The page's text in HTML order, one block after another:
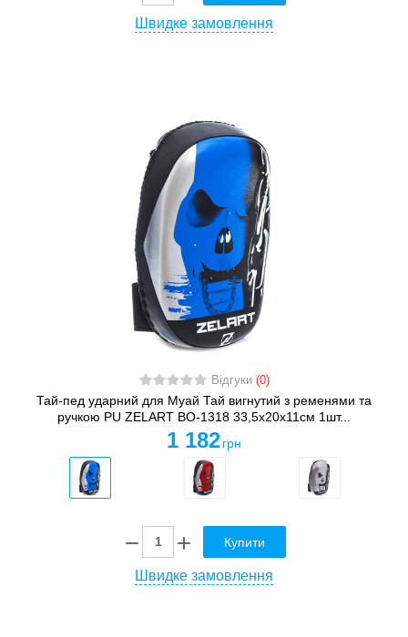
Швидке замовлення
Відгуки (0)
Тай-пед ударний для Муай Тай вигнутий з ременями та
ручкою PU ZELART BO-1318 33,5x20x11см 1шт...
1 182 грн
Купити
Швидке замовлення